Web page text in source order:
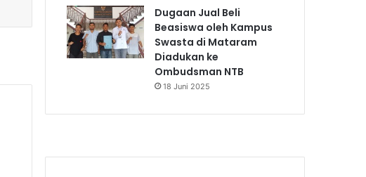
Dugaan Jual Beli
Beasiswa oleh Kampus
Swasta di Mataram
Diadukan ke
Ombudsman NTB
18 Juni 2025